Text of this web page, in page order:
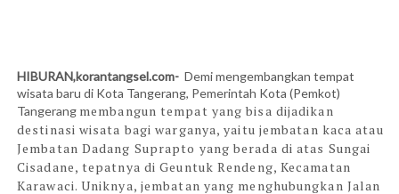
HIBURAN,korantangsel.com- Demi mengembangkan tempat
wisata baru di Kota Tangerang, Pemerintah Kota (Pemkot)
Tangerang membangun tempat yang bisa dijadikan
destinasi wisata bagi warganya, yaitu jembatan kaca atau
Jembatan Dadang Suprapto yang berada di atas Sungai
Cisadane, tepatnya di Geuntuk Rendeng, Kecamatan
Karawaci. Uniknya, jembatan yang menghubungkan Jalan